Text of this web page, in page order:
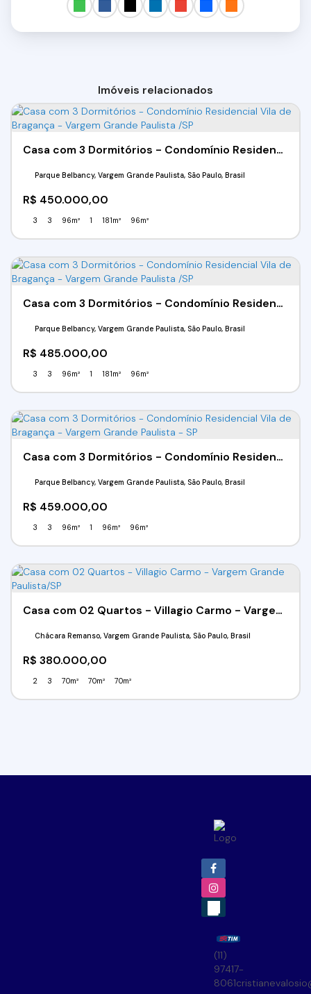
Imóveis relacionados
Casa com 3 Dormitórios - Condomínio Residencial Vila de Bragança - Vargem Grande Paulista /SP
R$ 450.000,00
Parque Belbancy, Vargem Grande Paulista, São Paulo, Brasil
3 3 96m² 1 181m² 96m²
Casa com 3 Dormitórios - Condomínio Residencial Vila de Bragança - Vargem Grande Paulista /SP
R$ 485.000,00
Parque Belbancy, Vargem Grande Paulista, São Paulo, Brasil
3 3 96m² 1 181m² 96m²
Casa com 3 Dormitórios - Condomínio Residencial Vila de Bragança - Vargem Grande Paulista - SP
R$ 459.000,00
Parque Belbancy, Vargem Grande Paulista, São Paulo, Brasil
3 3 96m² 1 96m² 96m²
Casa com 02 Quartos - Villagio Carmo - Vargem Grande Paulista/SP
R$ 380.000,00
Chácara Remanso, Vargem Grande Paulista, São Paulo, Brasil
2 3 70m² 70m² 70m²
(11)
97417-
8061